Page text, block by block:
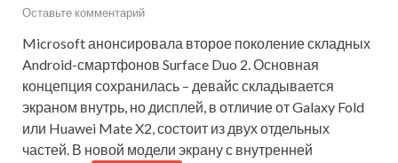
Оставьте комментарий
Microsoft анонсировала второе поколение складных
Android-смартфонов Surface Duo 2. Основная
концепция сохранилась – девайс складывается
экраном внутрь, но дисплей, в отличие от Galaxy Fold
или Huawei Mate X2, состоит из двух отдельных
частей. В новой модели экрану с внутренней